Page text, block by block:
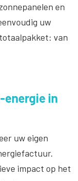
en
uw
van
energie in
uw eigen
impact op het